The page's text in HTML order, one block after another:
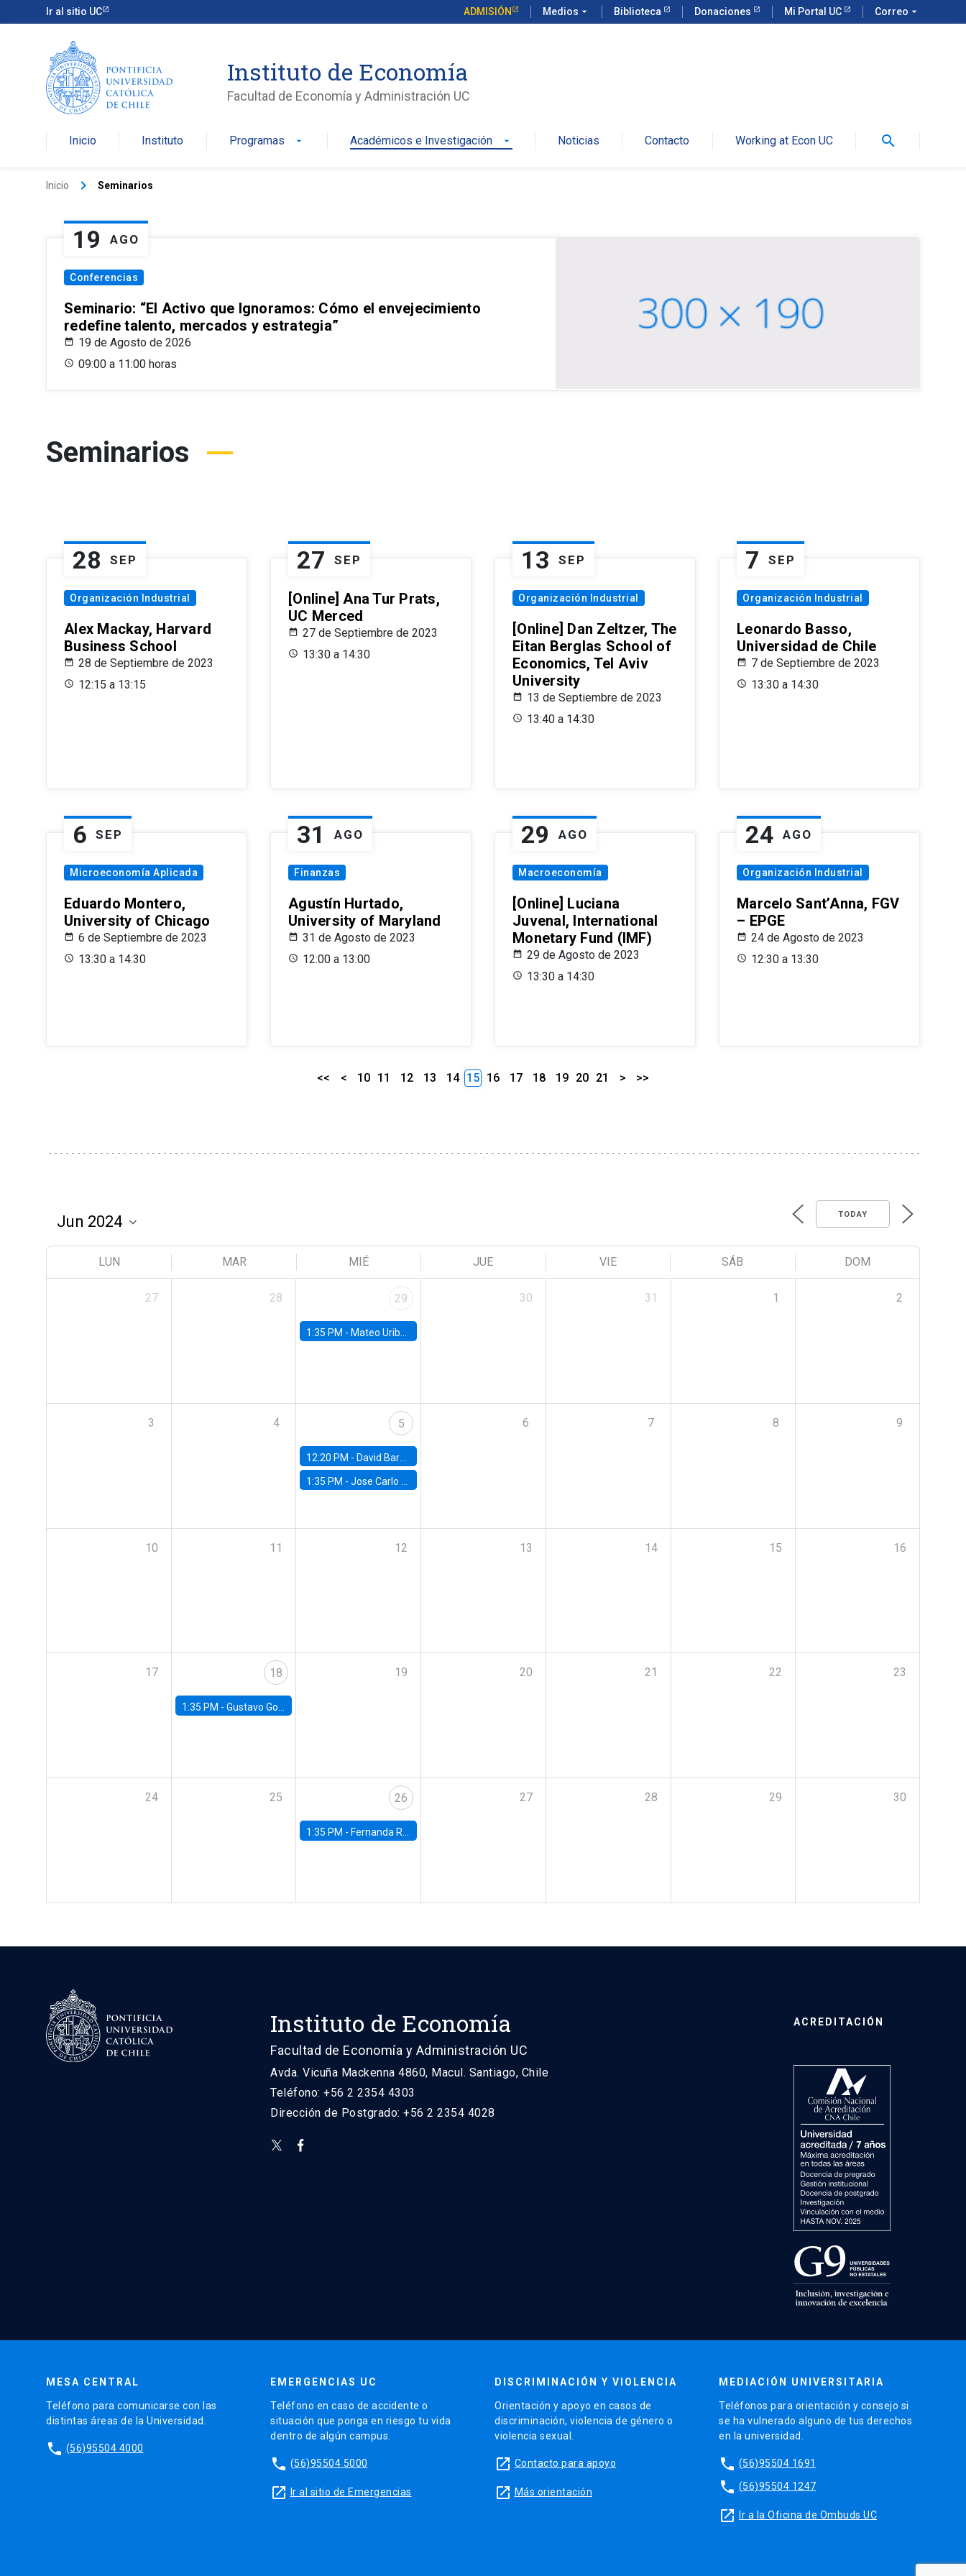
Ir al sitio UC ADMISIÓN Medios arrow_drop_down Biblioteca Donaciones Mi Portal UC Correo arrow_drop_down
Instituto de Economía
Facultad de Economía y Administración UC
Inicio Instituto Programas arrow_drop_down Académicos e Investigación arrow_drop_down Noticias Contacto Working at Econ UC search
Inicio keyboard_arrow_right Seminarios
19 AGO
Conferencias
Seminario: “El Activo que Ignoramos: Cómo el envejecimiento
redefine talento, mercados y estrategia”
19 de Agosto de 2026
09:00 a 11:00 horas
Seminarios
28 SEP
Organización Industrial
Alex Mackay, Harvard
Business School
28 de Septiembre de 2023
12:15 a 13:15
27 SEP
[Online] Ana Tur Prats,
UC Merced
27 de Septiembre de 2023
13:30 a 14:30
13 SEP
Organización Industrial
[Online] Dan Zeltzer, The
Eitan Berglas School of
Economics, Tel Aviv
University
13 de Septiembre de 2023
13:40 a 14:30
7 SEP
Organización Industrial
Leonardo Basso,
Universidad de Chile
7 de Septiembre de 2023
13:30 a 14:30
6 SEP
Microeconomía Aplicada
Eduardo Montero,
University of Chicago
6 de Septiembre de 2023
13:30 a 14:30
31 AGO
Finanzas
Agustín Hurtado,
University of Maryland
31 de Agosto de 2023
12:00 a 13:00
29 AGO
Macroeconomía
[Online] Luciana
Juvenal, International
Monetary Fund (IMF)
29 de Agosto de 2023
13:30 a 14:30
24 AGO
Organización Industrial
Marcelo Sant’Anna, FGV
– EPGE
24 de Agosto de 2023
12:30 a 13:30
<< < 10 11 12 13 14 15 16 17 18 19 20 21 > >>
TODAY
LUN MAR MIÉ JUE VIE SÁB DOM
27 28 29
1:35 PM - Mateo Uribe-Castro, Universidad de los Andes (Colombia)
30 31 1 2
3 4 5
12:20 PM - David Bardey, Universidad de los Andes - CEDE
1:35 PM -Jose Carlo Bermudez, UC (ME) & World Bank
6 7 8 9
10 11 12 13 14 15 16
17 18
1:35 PM - Gustavo González, Banco Central de Chile
19 20 21 22 23
24 25 26
1:35 PM - Fernanda Rojas Ampuero, University of Wisconsin-Madison
27 28 29 30
Instituto de Economía
Facultad de Economía y Administración UC
Avda. Vicuña Mackenna 4860, Macul. Santiago, Chile
Teléfono: +56 2 2354 4303
Dirección de Postgrado: +56 2 2354 4028
ACREDITACIÓN
MESA CENTRAL
Teléfono para comunicarse con las
distintas áreas de la Universidad.
phone (56)95504 4000
EMERGENCIAS UC
Teléfono en caso de accidente o
situación que ponga en riesgo tu vida
dentro de algún campus.
phone (56)95504 5000
launch Ir al sitio de Emergencias
DISCRIMINACIÓN Y VIOLENCIA
Orientación y apoyo en casos de
discriminación, violencia de género o
violencia sexual.
launch Contacto para apoyo
launch Más orientación
MEDIACIÓN UNIVERSITARIA
Teléfonos para orientación y consejo si
se ha vulnerado alguno de tus derechos
en la universidad.
phone (56)95504 1691
phone (56)95504 1247
launch Ir a la Oficina de Ombuds UC